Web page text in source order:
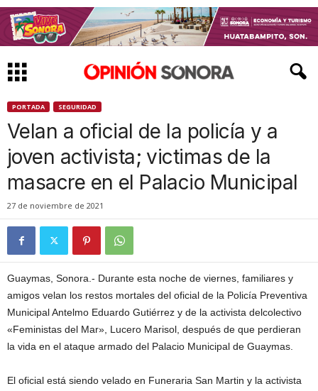
PORTADA SEGURIDAD
Velan a oficial de la policía y a
joven activista; victimas de la
masacre en el Palacio Municipal
27 de noviembre de 2021
Guaymas, Sonora.- Durante esta noche de viernes, familiares y
amigos velan los restos mortales del oficial de la Policía Preventiva
Municipal Antelmo Eduardo Gutiérrez y de la activista delcolectivo
«Feministas del Mar», Lucero Marisol, después de que perdieran
la vida en el ataque armado del Palacio Municipal de Guaymas.
El oficial está siendo velado en Funeraria San Martin y la activista